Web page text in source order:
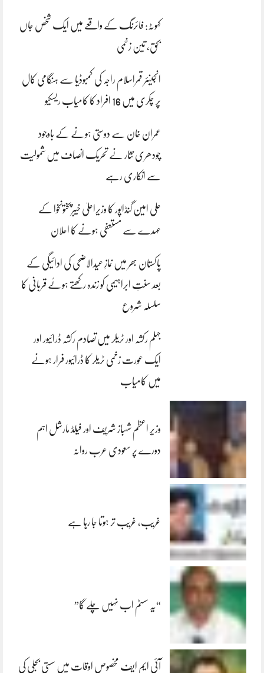
کہوٹہ: فائرنگ کے واقعے میں ایک شخص جاں
بحق، تین زخمی
انجینئر قمراسلام راجہ کی کمبوڈیا سے ہنگامی کال
پر چکری میں 16 افراد کا کامیاب ریسکیو
عمران خان سے دوستی ہونے کے باوجود
چودھری نثار نے تحریک انصاف میں شمولیت
سے انکاری رہے
علی امین گنڈاپور کا وزیراعلیٰ خیبرپختونخوا کے
عہدے سے مستعفی ہونے کا اعلان
پاکستان بھر میں نمازِ عیدالاضحی کی ادائیگی کے
بعد سنتِ ابراہیمی کو زندہ رکھتے ہوئے قربانی کا
سلسلہ شروع
جہلم رکشہ اور ٹریلر میں تصادم رکشہ ڈرائیور اور
ایک عورت زخمی ٹریلر کا ڈرائیور فرار ہونے
میں کامیاب
وزیر اعظم شہباز شریف اور فیلڈ مارشل اہم
دورے پر سعودی عرب روانہ
غریب، غریب تر ہوتا جا رہا ہے
“یہ سسٹم اب نہیں چلے گا”
آئی ایم ایف مخصوص اوقات میں سستی بجلی کی